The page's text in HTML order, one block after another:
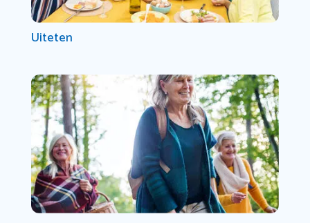
Uiteten